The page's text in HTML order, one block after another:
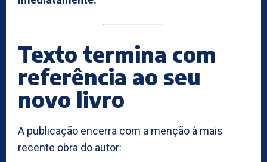
Texto termina com
referência ao seu
novo livro
A publicação encerra com a menção à mais
recente obra do autor: